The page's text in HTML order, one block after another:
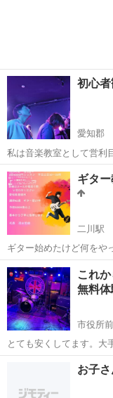
初心
愛知郡
私は音楽教室として営利目的で
たい人の最初のハードル
ます。 多くの方が ・いきなり月謝制は不安 ・自分に続けられるかわ
からない ・先生との相性
愛知 愛知郡 ギタ
ギタ
二川駅
ギター始めたけど何をや
かなか上達しない方など
高くてレッスンに通えな
ます。基本土日又は平日
愛知 豊橋市 二川
これ
無料体
市役所
とても安くしてます。大
も最適。無理なく続けら
コばっかりやられてる方
市役
お子